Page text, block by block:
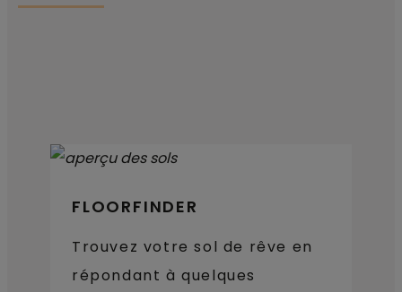
FLOORFINDER
Trouvez votre sol de rêve en
répondant à quelques